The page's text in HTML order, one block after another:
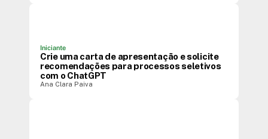
Iniciante
Crie uma carta de apresentação e solicite
recomendações para processos seletivos
com o ChatGPT
Ana Clara Paiva